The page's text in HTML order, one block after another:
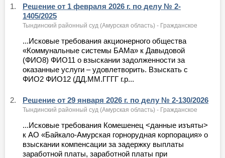
1.
Решение от 1 февраля 2026 г. по делу № 2-
1405/2025
Тындинский районный суд (Амурская область) - Гражданское
...Исковые требования акционерного общества
«Коммунальные системы БАМа» к Давыдовой
(ФИО8) ФИО11 о взыскании задолженности за
оказанные услуги – удовлетворить. Взыскать с
ФИО2 ФИО12 (ДД.ММ.ГГГГ г.р...
2. Решение от 29 января 2026 г. по делу № 2-130/2026
Тындинский районный суд (Амурская область) - Гражданское
...Исковые требования Комешенец <данные изъяты>
к АО «Байкало-Амурская горнорудная корпорация» о
взыскании компенсации за задержку выплаты
заработной платы, заработной платы при